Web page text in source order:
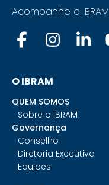
Acompanhe o IBRAM
O IBRAM
QUEM SOMOS
Sobre o IBRAM
Governança
Conselho
Diretoria Executiva
Equipes